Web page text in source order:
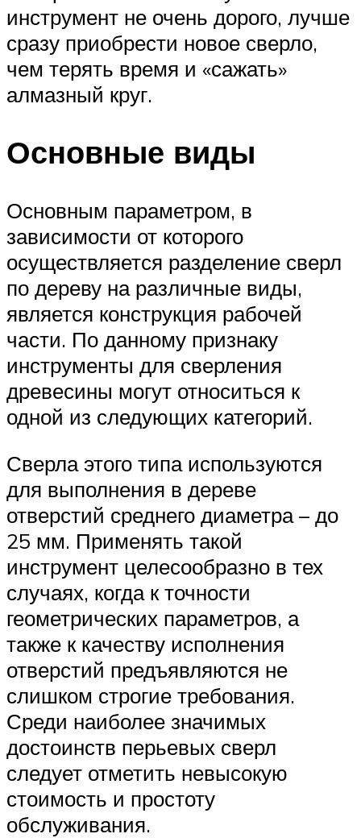
инструмент не очень дорого, лучше
сразу приобрести новое сверло,
чем терять время и «сажать»
алмазный круг.
Основные виды
Основным параметром, в
зависимости от которого
осуществляется разделение сверл
по дереву на различные виды,
является конструкция рабочей
части. По данному признаку
инструменты для сверления
древесины могут относиться к
одной из следующих категорий.
Сверла этого типа используются
для выполнения в дереве
отверстий среднего диаметра – до
25 мм. Применять такой
инструмент целесообразно в тех
случаях, когда к точности
геометрических параметров, а
также к качеству исполнения
отверстий предъявляются не
слишком строгие требования.
Среди наиболее значимых
достоинств перьевых сверл
следует отметить невысокую
стоимость и простоту
обслуживания.